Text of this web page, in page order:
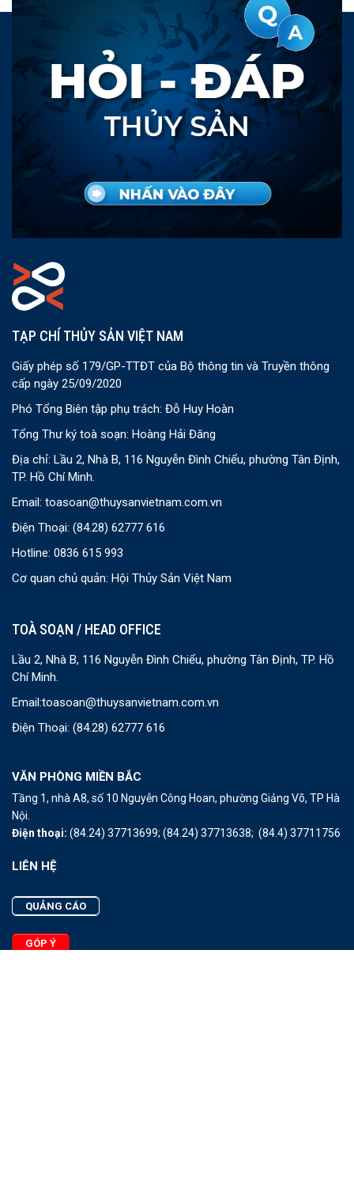
TẠP CHÍ THỦY SẢN VIỆT NAM
Giấy phép số 179/GP-TTĐT của Bộ thông tin và Truyền thông
cấp ngày 25/09/2020
Phó Tổng Biên tập phụ trách: Đỗ Huy Hoàn
Tổng Thư ký toà soạn: Hoàng Hải Đăng
Địa chỉ: Lầu 2, Nhà B, 116 Nguyễn Đình Chiểu, phường Tân Định,
TP. Hồ Chí Minh.
Email: toasoan@thuysanvietnam.com.vn
Điện Thoại: (84.28) 62777 616
Hotline: 0836 615 993
Cơ quan chủ quản: Hội Thủy Sản Việt Nam
TOÀ SOẠN / HEAD OFFICE
Lầu 2, Nhà B, 116 Nguyễn Đình Chiểu, phường Tân Định, TP. Hồ
Chí Minh.
Email:toasoan@thuysanvietnam.com.vn
Điện Thoại: (84.28) 62777 616
VĂN PHÒNG MIỀN BẮC
Tầng 1, nhà A8, số 10 Nguyễn Công Hoan, phường Giảng Võ, TP Hà
Nội.
Điện thoại: (84.24) 37713699; (84.24) 37713638; (84.4) 37711756
LIÊN HỆ
QUẢNG CÁO
GÓP Ý